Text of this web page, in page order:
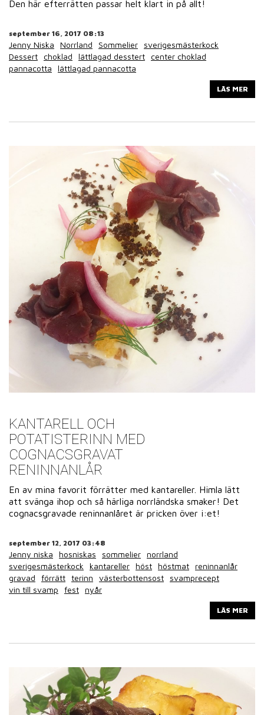
Den här efterrätten passar helt klart in på allt!
september 16, 2017 08:13
Jenny Niska Norrland Sommelier
sverigesmästerkock
Dessert
choklad lättlagad desstert
center choklad
pannacotta
lättlagad pannacotta
LÄS MER
KANTARELL OCH
POTATISTERINN MED
COGNACSGRAVAT
RENINNANLÅR
En av mina favorit förrätter med kantareller. Himla lätt
att svänga ihop och så härliga norrländska smaker! Det
cognacsgravade reninnanlåret är pricken över i:et!
september 12, 2017 03:48
Jenny niska hosniskas sommelier norrland
sverigesmästerkock
kantareller höst höstmat reninnanlår
gravad
förrätt terinn västerbottensost
svamprecept
vin till svamp
fest nyår
LÄS MER